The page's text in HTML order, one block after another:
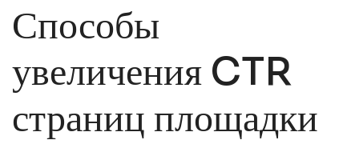
Способы
увеличения CTR
страниц площадки